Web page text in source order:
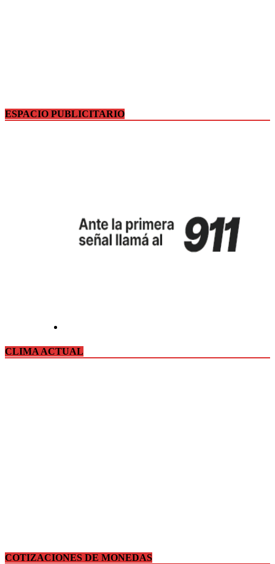
ESPACIO PUBLICITARIO
CLIMA ACTUAL
COTIZACIONES DE MONEDAS